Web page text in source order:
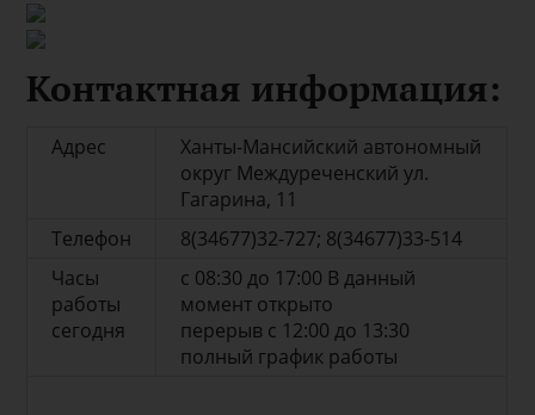
Контактная информация:
Адрес
Ханты-Мансийский автономный
округ Междуреченский ул.
Гагарина, 11
Телефон
8(34677)32-727; 8(34677)33-514
Часы
работы
сегодня
с 08:30 до 17:00 В данный
момент открыто
перерыв с 12:00 до 13:30
полный график работы